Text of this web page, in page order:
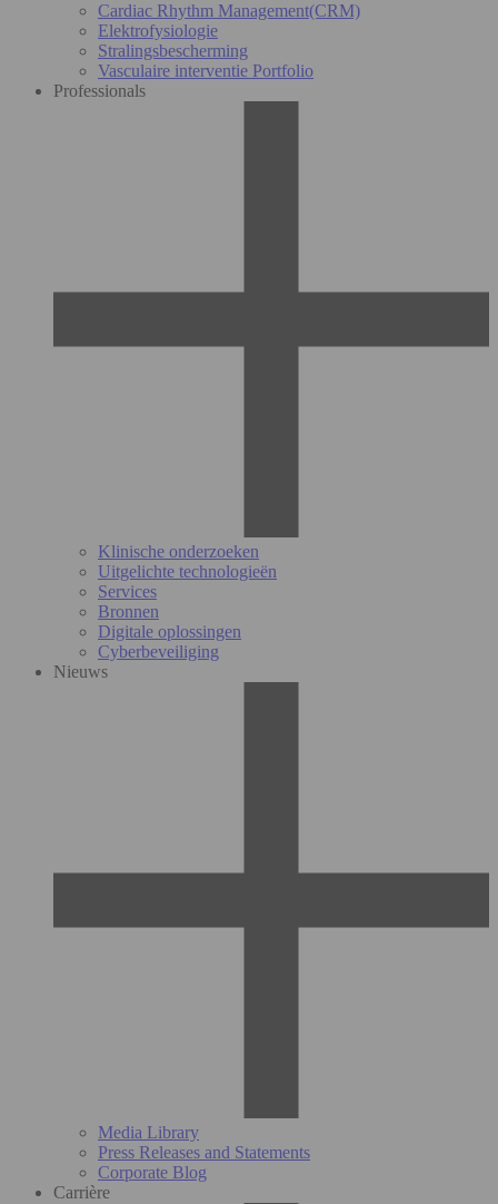
Cardiac Rhythm Management(CRM)
Elektrofysiologie
Stralingsbescherming
Vasculaire interventie Portfolio
Professionals
Klinische onderzoeken
Uitgelichte technologieën
Services
Bronnen
Digitale oplossingen
Cyberbeveiliging
Nieuws
Media Library
Press Releases and Statements
Corporate Blog
Carrière